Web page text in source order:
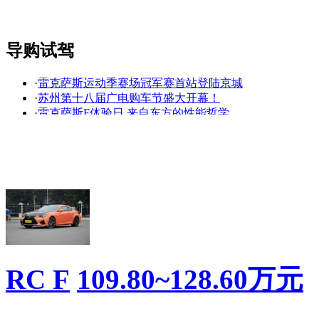
看赛车宝贝争奇斗
艳
车模美腿爆乳无惧
走光
导购试驾
·雷克萨斯运动季赛场冠军赛首站登陆京城
·苏州第十八届广电购车节盛大开幕！
·雷克萨斯F体验日 来自东方的性能哲学
·专为赛道而生 金港试驾2015雷克萨斯RCF
·为赛道而生 试驾2015雷克萨斯RC F
·大排性能轿跑 2015款雷克萨斯RC F实拍
降价促销
RC F 109.80~128.60万元